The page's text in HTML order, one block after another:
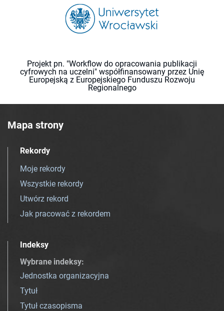
Projekt pn. "Workflow do opracowania publikacji
cyfrowych na uczelni" współfinansowany przez Unię
Europejską z Europejskiego Funduszu Rozwoju
Regionalnego
Mapa strony
Rekordy
Moje rekordy
Wszystkie rekordy
Utwórz rekord
Jak pracować z rekordem
Indeksy
Wybrane indeksy:
Jednostka organizacyjna
Tytuł
Tytuł czasopisma